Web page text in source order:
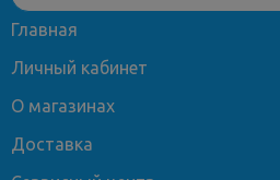
Главная
Личный кабинет
О магазинах
Доставка